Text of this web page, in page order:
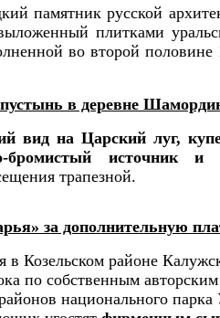
памятник русской
плитками
во второй половине
в деревне
вид на Царский луг,
бромистый источник и
трапезной.
за дополнительную
Козельском районе
по собственным
национального